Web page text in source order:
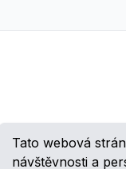
Tato webová
návštěvnosti a
školeních,